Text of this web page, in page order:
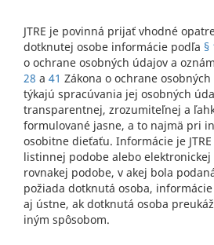
JTRE je povinná prijať vhodné
dotknutej osobe informácie podľa §
o ochrane osobných údajov a
28 a 41 Zákona o ochrane
týkajú spracúvania jej osobných
transparentnej, zrozumiteľnej a
formulované jasne, a to najmä pri
osobitne dieťaťu. Informácie je
listinnej podobe alebo
rovnakej podobe, v akej bola
požiada dotknutá osoba, informácie
aj ústne, ak dotknutá osoba
iným spôsobom.